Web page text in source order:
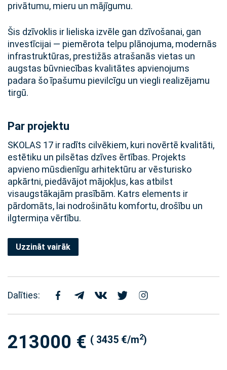
privātumu, mieru un mājīgumu.
Šis dzīvoklis ir lieliska izvēle gan dzīvošanai, gan
investīcijai — piemērota telpu plānojuma, modernās
infrastruktūras, prestižās atrašanās vietas un
augstas būvniecības kvalitātes apvienojums
padara šo īpašumu pievilcīgu un viegli realizējamu
tirgū.
Par projektu
SKOLAS 17 ir radīts cilvēkiem, kuri novērtē kvalitāti,
estētiku un pilsētas dzīves ērtības. Projekts
apvieno mūsdienīgu arhitektūru ar vēsturisko
apkārtni, piedāvājot mājokļus, kas atbilst
visaugstākajām prasībām. Katrs elements ir
pārdomāts, lai nodrošinātu komfortu, drošību un
ilgtermiņa vērtību.
Uzzināt vairāk
Dalīties:
213000 € ( 3435 €/m2)